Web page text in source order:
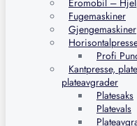
Eromobil –
Fugemaskiner
Gjengemaskiner
Profi
Kantpresse,
plateavgrader
Platesaks
Platevals